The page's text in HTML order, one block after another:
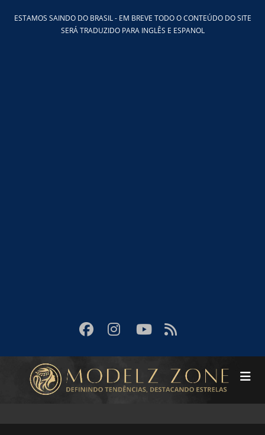
paraESTAMOS SAINDO DO BRASIL - EM BREVE TODO O CONTEÚDO DO SITE
SERÁ TRADUZIDO PARA INGLÊS E ESPANOL